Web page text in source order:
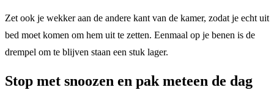
Zet ook je wekker aan de andere kant van de kamer, zodat je echt uit
bed moet komen om hem uit te zetten. Eenmaal op je benen is de
drempel om te blijven staan een stuk lager.
Stop met snoozen en pak meteen de dag